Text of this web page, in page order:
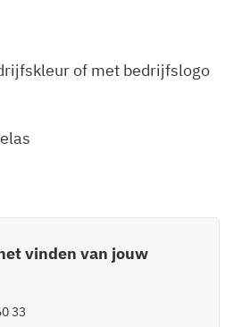
of met bedrijfslogo
vinden van jouw
33